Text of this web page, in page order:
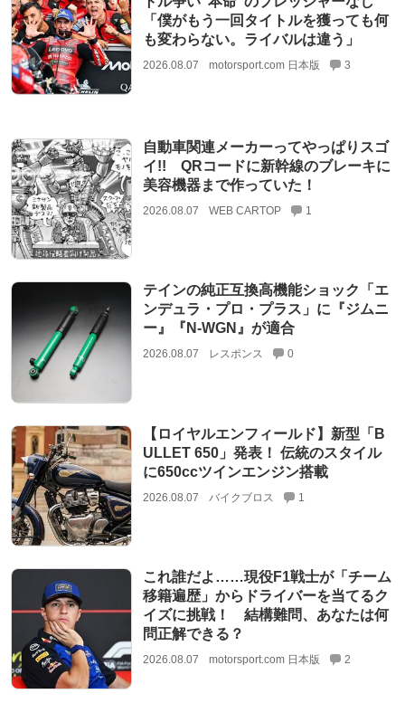
「僕がもう一回タイトルを獲っても何
も変わらない。ライバルは違う」
2026.08.07 motorsport.com 日本版 3
自動車関連メーカーってやっぱりスゴ
イ!! QRコードに新幹線のブレーキに
美容機器まで作っていた！
2026.08.07 WEB CARTOP 1
テインの純正互換高機能ショック「エ
ンデュラ・プロ・プラス」に『ジムニ
ー』『N-WGN』が適合
2026.08.07 レスポンス 0
【ロイヤルエンフィールド】新型「B
ULLET 650」発表！ 伝統のスタイル
に650ccツインエンジン搭載
2026.08.07 バイクブロス 1
これ誰だよ……現役F1戦士が「チーム
移籍遍歴」からドライバーを当てるク
イズに挑戦！ 結構難問、あなたは何
問正解できる？
2026.08.07 motorsport.com 日本版 2